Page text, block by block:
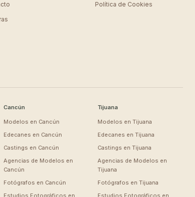
Política de Cookies
Cancún
Modelos en Cancún
Edecanes en Cancún
Castings en Cancún
Agencias de Modelos en
Cancún
Fotógrafos en Cancún
Estudios Fotográficos en
Tijuana
Modelos en Tijuana
Edecanes en Tijuana
Castings en Tijuana
Agencias de Modelos en
Tijuana
Fotógrafos en Tijuana
Estudios Fotográficos en